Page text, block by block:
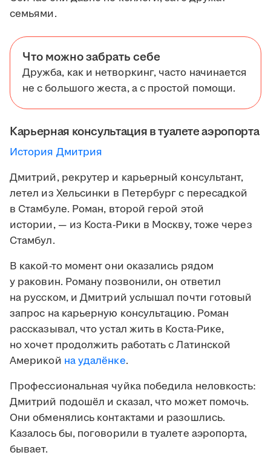
семьями.
Что можно забрать себе
Дружба, как и нетворкинг, часто начинается
не с большого жеста, а с простой помощи.
Карьерная консультация в туалете аэропорта
История Дмитрия
Дмитрий, рекрутер и карьерный консультант,
летел из Хельсинки в Петербург с пересадкой
в Стамбуле. Роман, второй герой этой
истории, — из Коста-Рики в Москву, тоже через
Стамбул.
В какой-то момент они оказались рядом
у раковин. Роману позвонили, он ответил
на русском, и Дмитрий услышал почти готовый
запрос на карьерную консультацию. Роман
рассказывал, что устал жить в Коста-Рике,
но хочет продолжить работать с Латинской
Америкой на удалёнке.
Профессиональная чуйка победила неловкость:
Дмитрий подошёл и сказал, что может помочь.
Они обменялись контактами и разошлись.
Казалось бы, поговорили в туалете аэропорта,
бывает.